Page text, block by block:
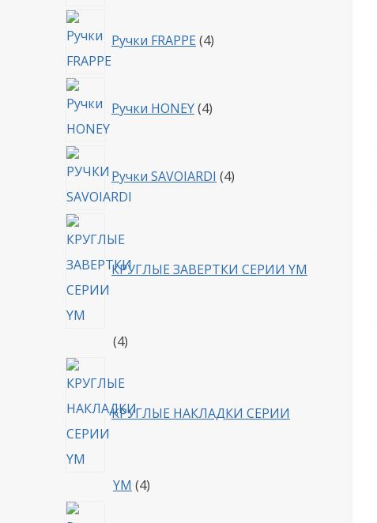
Ручки FRAPPE 4товара
Ручки HONEY 4товара
Ручки SAVOIARDI 4товара
КРУГЛЫЕ ЗАВЕРТКИ СЕРИИ YM
44
КРУГЛЫЕ НАКЛАДКИ СЕРИИ
YM 44